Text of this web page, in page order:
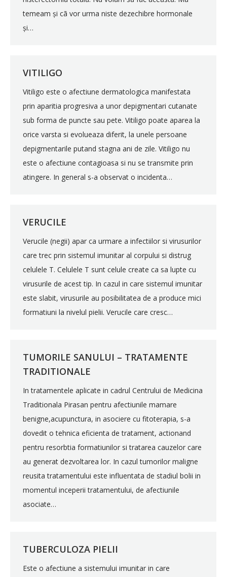
temeam și cã vor urma niste dezechibre hormonale
și…
VITILIGO
Vitiligo este o afectiune dermatologica manifestata
prin aparitia progresiva a unor depigmentari cutanate
sub forma de puncte sau pete. Vitiligo poate aparea la
orice varsta si evolueaza diferit, la unele persoane
depigmentarile putand stagna ani de zile. Vitiligo nu
este o afectiune contagioasa si nu se transmite prin
atingere. In general s-a observat o incidenta…
VERUCILE
Verucile (negii) apar ca urmare a infectiilor si virusurilor
care trec prin sistemul imunitar al corpului si distrug
celulele T. Celulele T sunt celule create ca sa lupte cu
virusurile de acest tip. In cazul in care sistemul imunitar
este slabit, virusurile au posibilitatea de a produce mici
formatiuni la nivelul pielii. Verucile care cresc…
TUMORILE SANULUI – TRATAMENTE
TRADITIONALE
In tratamentele aplicate in cadrul Centrului de Medicina
Traditionala Pirasan pentru afectiunile mamare
benigne,acupunctura, in asociere cu fitoterapia, s-a
dovedit o tehnica eficienta de tratament, actionand
pentru resorbtia formatiunilor si tratarea cauzelor care
au generat dezvoltarea lor. In cazul tumorilor maligne
reusita tratamentului este influentata de stadiul bolii in
momentul inceperii tratamentului, de afectiunile
asociate…
TUBERCULOZA PIELII
Este o afectiune a sistemului imunitar in care